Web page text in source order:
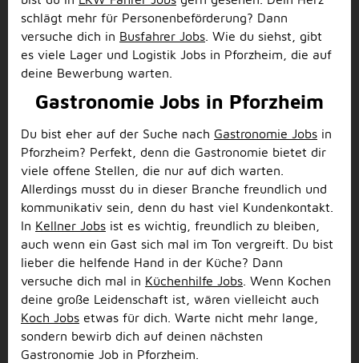
schlägt mehr für Personenbeförderung? Dann
versuche dich in Busfahrer Jobs . Wie du siehst, gibt
es viele Lager und Logistik Jobs in Pforzheim, die auf
deine Bewerbung warten.
Gastronomie Jobs in Pforzheim
Du bist eher auf der Suche nach Gastronomie Jobs in
Pforzheim? Perfekt, denn die Gastronomie bietet dir
viele offene Stellen, die nur auf dich warten.
Allerdings musst du in dieser Branche freundlich und
kommunikativ sein, denn du hast viel Kundenkontakt.
In Kellner Jobs ist es wichtig, freundlich zu bleiben,
auch wenn ein Gast sich mal im Ton vergreift. Du bist
lieber die helfende Hand in der Küche? Dann
versuche dich mal in Küchenhilfe Jobs . Wenn Kochen
deine große Leidenschaft ist, wären vielleicht auch
Koch Jobs etwas für dich. Warte nicht mehr lange,
sondern bewirb dich auf deinen nächsten
Gastronomie Job in Pforzheim.